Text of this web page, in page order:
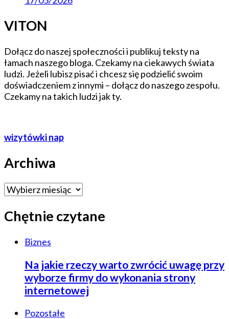
VITON
Dołącz do naszej społeczności i publikuj teksty na
łamach naszego bloga. Czekamy na ciekawych świata
ludzi. Jeżeli lubisz pisać i chcesz się podzielić swoim
doświadczeniem z innymi – dołącz do naszego zespołu.
Czekamy na takich ludzi jak ty.
wizytówki nap
Archiwa
Archiwa
Chętnie czytane
Biznes
Na jakie rzeczy warto zwrócić uwagę przy
wyborze firmy do wykonania strony
internetowej
Pozostałe